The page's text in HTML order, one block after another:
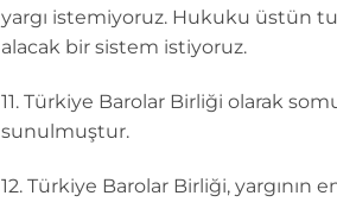
yargı istemiyoruz. Hukuku üstün
alacak bir sistem istiyoruz.
11. Türkiye Barolar Birliği olarak
sunulmuştur.
12. Türkiye Barolar Birliği,